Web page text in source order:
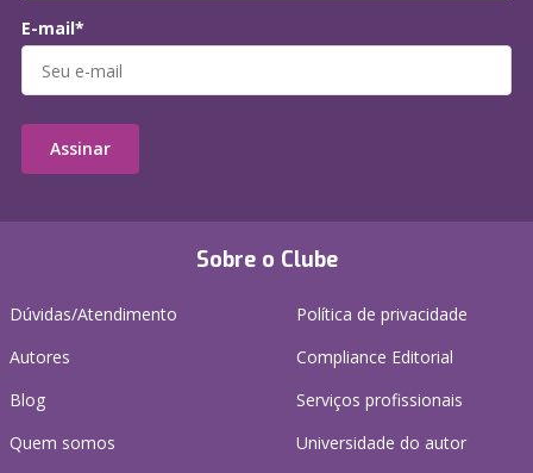
Sobre o Clube
Dúvidas/Atendimento
Autores
Blog
Quem somos
Política de privacidade
Compliance Editorial
Serviços profissionais
Universidade do autor
E-mail*
Assinar